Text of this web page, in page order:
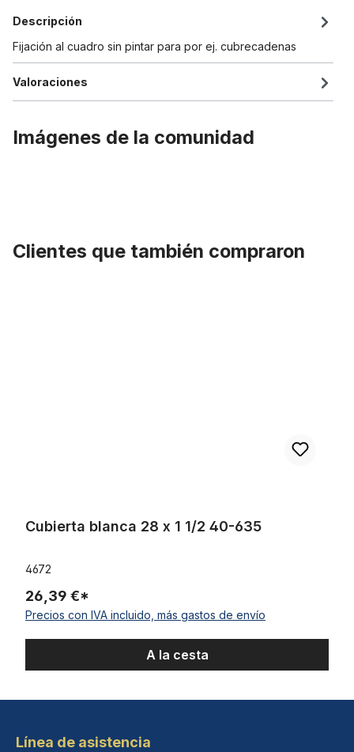
Descripción
Fijación al cuadro sin pintar para por ej. cubrecadenas
Valoraciones
Imágenes de la comunidad
Clientes que también compraron
Cubierta blanca 28 x 1 1/2 40-635
4672
26,39 €*
Precios con IVA incluido, más gastos de envío
A la cesta
Línea de asistencia